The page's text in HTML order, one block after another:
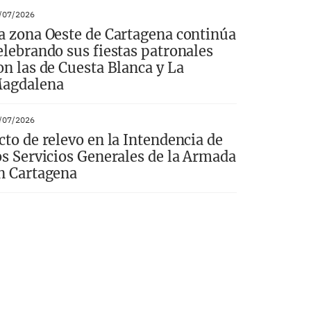
07/2026
zona Oeste de Cartagena continúa
sus fiestas patronales
las de Cuesta Blanca y La
07/2026
de relevo en la Intendencia de
Servicios Generales de la Armada
Cartagena